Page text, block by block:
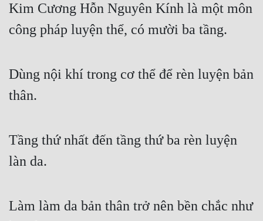
Huyền Ảo
Hài Hước
Học Đường
Kỳ Huyễn
Kim Cương Hỗn Nguyên Kính là một môn
công pháp luyện thể, có mười ba tầng.
Dùng nội khí trong cơ thể để rèn luyện bản
thân.
Tầng thứ nhất đến tầng thứ ba rèn luyện
làn da.
Làm làm da bản thân trở nên bền chắc như